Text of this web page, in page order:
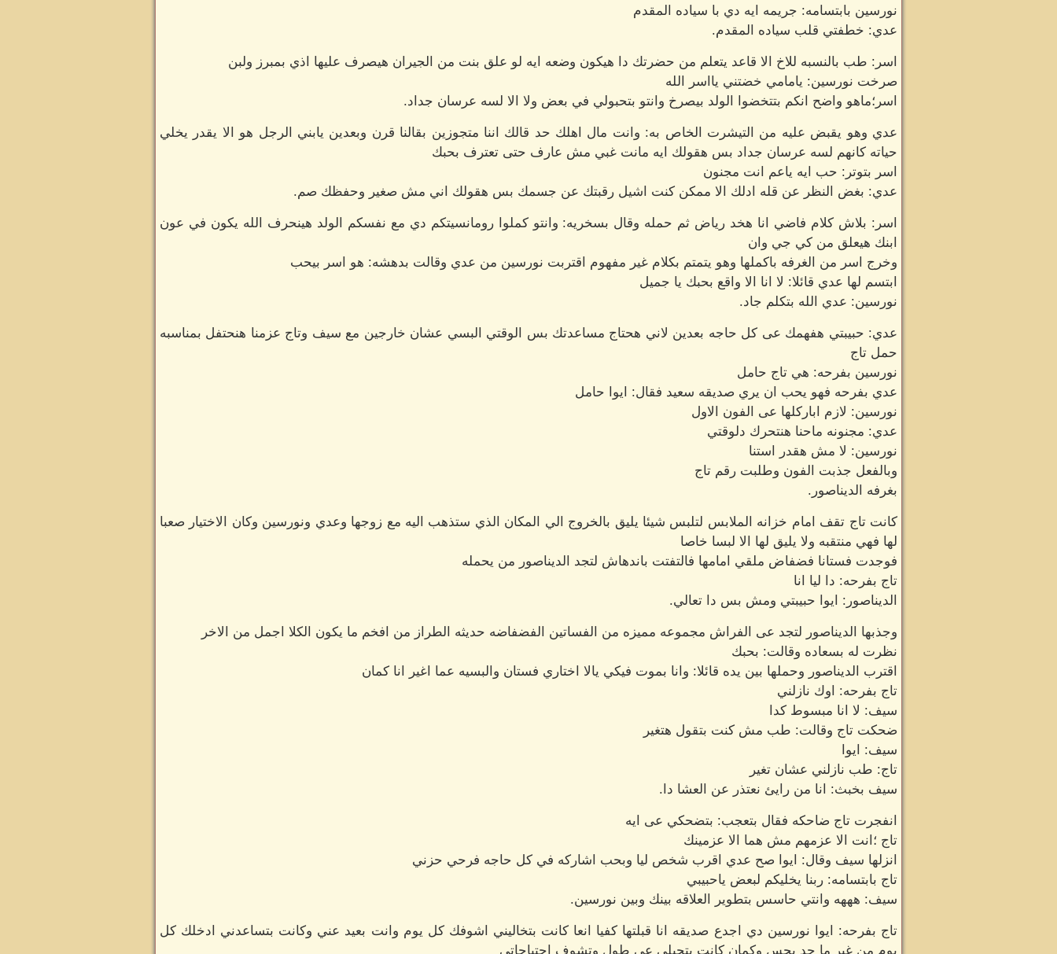
نورسين بابتسامه: جريمه ايه دي با سياده المقدم
عدي: خطفتي قلب سياده المقدم.
اسر: طب بالنسبه للاخ الا قاعد يتعلم من حضرتك دا هيكون وضعه ايه لو علق بنت من الجيران هيصرف عليها اذي بمبرز ولبن
صرخت نورسين: يامامي خضتني يااسر الله
اسر؛ماهو واضح انكم بتتخضوا الولد بيصرخ وانتو بتحبولي في بعض ولا الا لسه عرسان جداد.
عدي وهو يقبض عليه من التيشرت الخاص به: وانت مال اهلك حد قالك اننا متجوزين بقالنا قرن وبعدين يابني الرجل هو الا يقدر يخلي
حياته كانهم لسه عرسان جداد بس هقولك ايه مانت غبي مش عارف حتى تعترف بحبك
اسر بتوتر: حب ايه ياعم انت مجنون
عدي: بغض النظر عن قله ادلك الا ممكن كنت اشيل رقبتك عن جسمك بس هقولك اني مش صغير وحفظك صم.
اسر: بلاش كلام فاضي انا هخد رياض ثم حمله وقال بسخريه: وانتو كملوا رومانسيتكم دي مع نفسكم الولد هينحرف الله يكون في عون
ابنك هيعلق من كي جي وان
وخرج اسر من الغرفه باكملها وهو يتمتم بكلام غير مفهوم اقتربت نورسين من عدي وقالت بدهشه: هو اسر بيحب
ابتسم لها عدي قائلا: لا انا الا واقع بحبك يا جميل
نورسين: عدي الله بتكلم جاد.
عدي: حبيبتي هفهمك عى كل حاجه بعدين لاني هحتاج مساعدتك بس الوقتي البسي عشان خارجين مع سيف وتاج عزمنا هنحتفل بمناسبه
حمل تاج
نورسين بفرحه: هي تاج حامل
عدي بفرحه فهو يحب ان يري صديقه سعيد فقال: ايوا حامل
نورسين: لازم اباركلها عى الفون الاول
عدي: مجنونه ماحنا هنتحرك دلوقتي
نورسين: لا مش هقدر استنا
وبالفعل جذبت الفون وطلبت رقم تاج
بغرفه الديناصور.
كانت تاج تقف امام خزانه الملابس لتلبس شيئا يليق بالخروج الي المكان الذي ستذهب اليه مع زوجها وعدي ونورسين وكان الاختيار صعبا
لها فهي منتقبه ولا يليق لها الا لبسا خاصا
فوجدت فستانا فضفاض ملقي امامها فالتفتت باندهاش لتجد الديناصور من يحمله
تاج بفرحه: دا ليا انا
الديناصور: ايوا حبيبتي ومش بس دا تعالي.
وجذبها الديناصور لتجد عى الفراش مجموعه مميزه من الفساتين الفضفاضه حديثه الطراز من افخم ما يكون الكلا اجمل من الاخر
نظرت له بسعاده وقالت: بحبك
اقترب الديناصور وحملها بين يده قائلا: وانا بموت فيكي يالا اختاري فستان والبسيه عما اغير انا كمان
تاج بفرحه: اوك نازلني
سيف: لا انا مبسوط كدا
ضحكت تاج وقالت: طب مش كنت بتقول هتغير
سيف: ايوا
تاج: طب نازلني عشان تغير
سيف بخبث: انا من رايئ نعتذر عن العشا دا.
انفجرت تاج ضاحكه فقال بتعجب: بتضحكي عى ايه
تاج ؛انت الا عزمهم مش هما الا عزمينك
انزلها سيف وقال: ايوا صح عدي اقرب شخص ليا وبحب اشاركه في كل حاجه فرحي حزني
تاج بابتسامه: ربنا يخليكم لبعض ياحبيبي
سيف: هههه وانتي حاسس بتطوير العلاقه بينك وبين نورسين.
تاج بفرحه: ايوا نورسين دي اجدع صديقه انا قبلتها كفيا انعا كانت بتخاليني اشوفك كل يوم وانت بعيد عني وكانت بتساعدني ادخلك كل
يوم من غير ما حد بحس وكمان كانت بتجيلي عى طول وتشوف احتياجاتي